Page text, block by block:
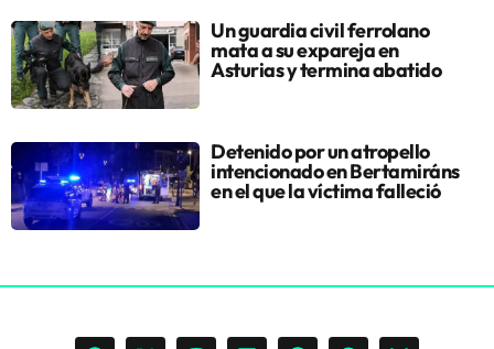
Un guardia civil ferrolano
mata a su expareja en
Asturias y termina abatido
Detenido por un atropello
intencionado en Bertamiráns
en el que la víctima falleció